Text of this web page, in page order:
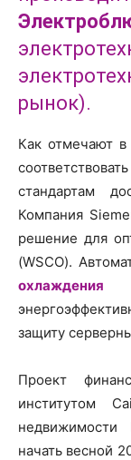
рынок).
Как отмечают в
стандартам
Компания
решение для
(WSCO).
охлаждения
защиту
Проект
институтом
недвижимости
начать весной